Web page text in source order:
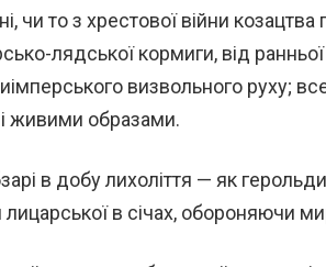
чи то з хрестової війни
лядської кормиги, від
визвольного руху;
живими образами.
в добу лихоліття — як
лицарської в січах, обороняючи